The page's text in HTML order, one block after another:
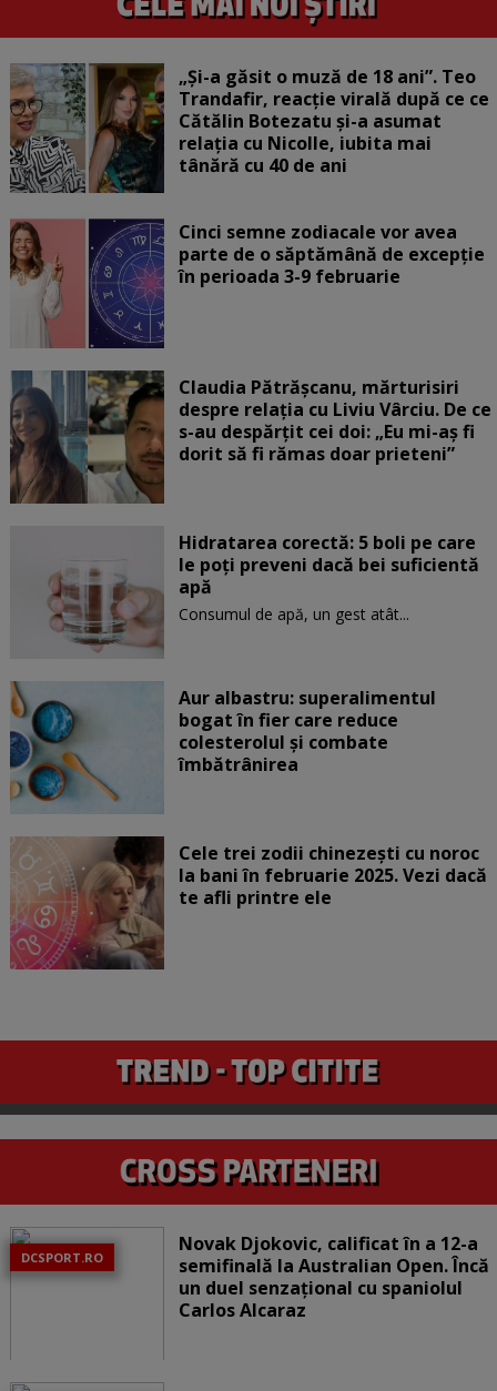
„Și-a găsit o muză de 18 ani”. Teo
Trandafir, reacție virală după ce ce
Cătălin Botezatu și-a asumat
relația cu Nicolle, iubita mai
tânără cu 40 de ani
Cinci semne zodiacale vor avea
parte de o săptămână de excepție
în perioada 3-9 februarie
Claudia Pătrășcanu, mărturisiri
despre relația cu Liviu Vârciu. De ce
s-au despărțit cei doi: „Eu mi-aș fi
dorit să fi rămas doar prieteni”
Hidratarea corectă: 5 boli pe care
le poți preveni dacă bei suficientă
apă
Consumul de apă, un gest atât...
Aur albastru: superalimentul
bogat în fier care reduce
colesterolul și combate
îmbătrânirea
Cele trei zodii chinezești cu noroc
la bani în februarie 2025. Vezi dacă
te afli printre ele
DCSPORT.RO
Novak Djokovic, calificat în a 12-a
semifinală la Australian Open. Încă
un duel senzațional cu spaniolul
Carlos Alcaraz